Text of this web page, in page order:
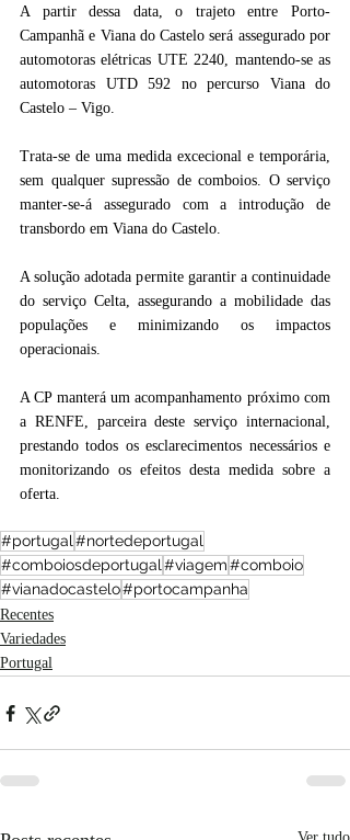
A partir dessa data, o trajeto entre Porto-
Campanhã e Viana do Castelo será assegurado por
automotoras elétricas UTE 2240, mantendo-se as
automotoras UTD 592 no percurso Viana do
Castelo – Vigo.
Trata-se de uma medida excecional e temporária,
sem qualquer supressão de comboios. O serviço
manter-se-á assegurado com a introdução de
transbordo em Viana do Castelo.
A solução adotada permite garantir a continuidade
do serviço Celta, assegurando a mobilidade das
populações e minimizando os impactos
operacionais.
A CP manterá um acompanhamento próximo com
a RENFE, parceira deste serviço internacional,
prestando todos os esclarecimentos necessários e
monitorizando os efeitos desta medida sobre a
oferta.
#portugal #nortedeportugal
#comboiosdeportugal #viagem#comboio
#vianadocastelo#portocampanha
Recentes
Variedades
Portugal